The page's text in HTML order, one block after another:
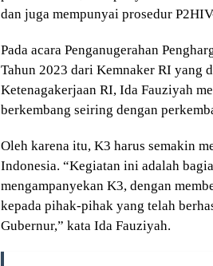
dan juga mempunyai prosedur
Pada acara Penganugerahan
Tahun 2023 dari Kemnaker RI yang
Ketenagakerjaan RI, Ida Fauziyah
berkembang seiring dengan
Oleh karena itu, K3 harus semakin
Indonesia. “Kegiatan ini adalah
mengampanyekan K3, dengan
kepada pihak-pihak yang telah
Gubernur,” kata Ida Fauziyah.